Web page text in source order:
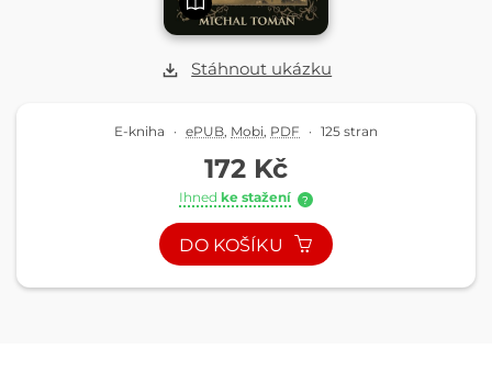
Stáhnout ukázku
E-kniha · ePUB Mobi PDF · 125 stran
172 Kč
Ihned ke stažení ?
DO KOŠÍKU